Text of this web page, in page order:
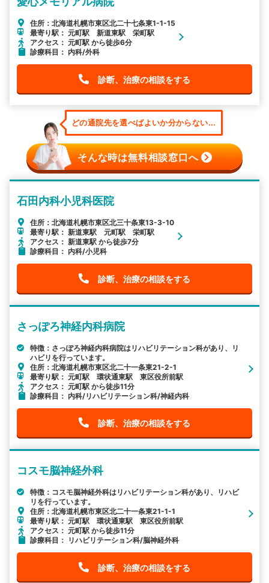
住所：北海道札幌市東区北二十七条東1-1-15
最寄り駅： 元町駅 新道東駅 栄町駅
アクセス： 元町駅 から徒歩6分
診療科目： 内科/外科
診断、治療の相談をする
どの通院先を選べばよいか分からない...
そんな時は無料相談窓口へ
石田内科小児科医院
住所：北海道札幌市東区北三十条東13-3-10
最寄り駅： 新道東駅 元町駅 栄町駅
アクセス： 新道東駅 から徒歩7分
診療科目： 内科/小児科
診断、治療の相談をする
さっぽろ神経内科病院
特徴：さっぽろ神経内科病院はリハビリテーション科があり、リ
ハビリを行っています。
住所：北海道札幌市東区北二十一条東21-2-1
最寄り駅： 元町駅 環状通東駅 東区役所前駅
アクセス： 元町駅 から徒歩11分
診療科目： 内科/リハビリテーション科/神経内科
診断、治療の相談をする
コスモ脳神経外科
特徴：コスモ脳神経外科はリハビリテーション科があり、リハビ
リを行っています。
住所：北海道札幌市東区北二十一条東21-1-1
最寄り駅： 元町駅 環状通東駅 東区役所前駅
アクセス： 元町駅 から徒歩11分
診療科目： リハビリテーション科/脳神経外科
診断、治療の相談をする